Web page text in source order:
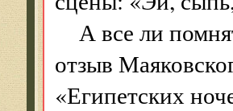
А все ли
отзыв
«Египетских